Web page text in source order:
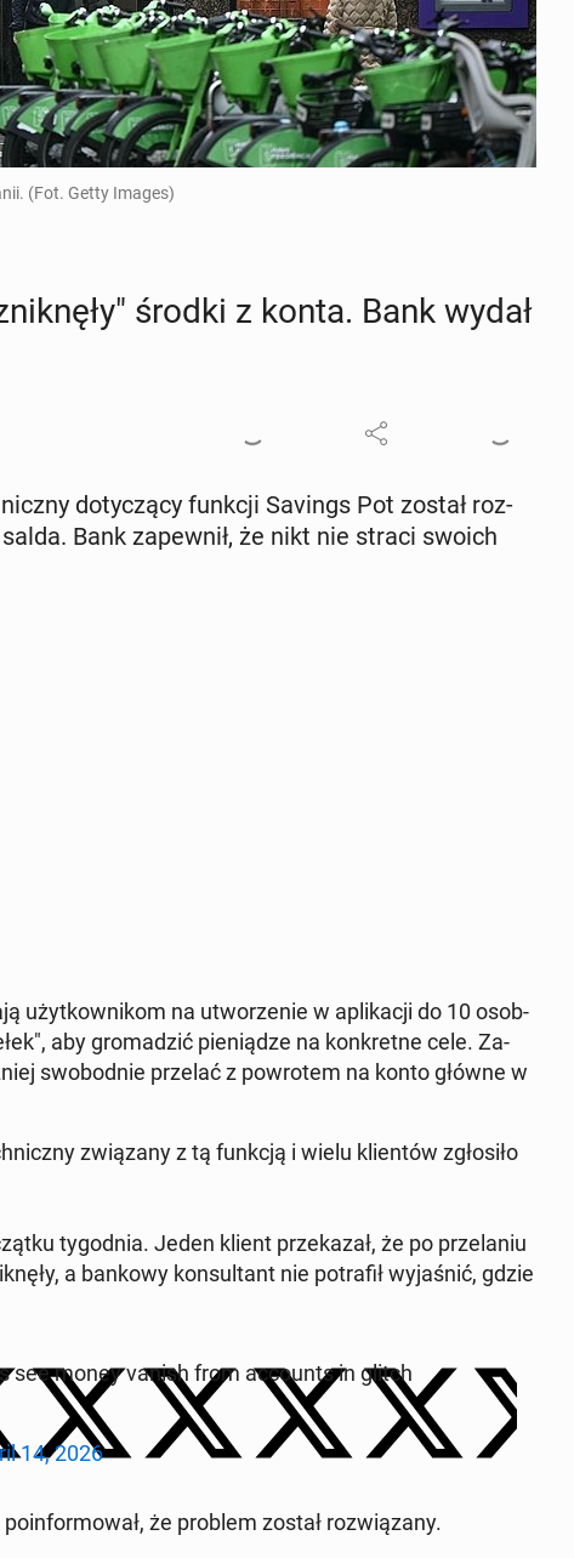
(Fot. Getty Images)
środki z konta. Bank wydał
do­ty­czą­cy funkcji Savings Pot został roz­
Bank za­pew­nił, że nikt nie straci swoich
użyt­kow­ni­kom na utwo­rze­nie w apli­ka­cji do 10 osob­
aby gro­ma­dzić pie­nią­dze na kon­kret­ne cele. Za­
swo­bod­nie przelać z po­wro­tem na konto główne w
zwią­za­ny z tą funkcją i wielu klien­tów zgło­si­ło
ty­go­dnia. Jeden klient prze­ka­zał, że po prze­la­niu
a bankowy kon­sul­tant nie po­tra­fił wy­ja­śnić, gdzie
see money vanish from ac­co­unts in glitch
14, 2026
że problem został roz­wią­za­ny.